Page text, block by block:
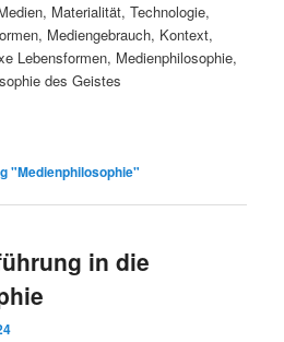
Materialität, Technologie,
Mediengebrauch, Kontext,
Lebensformen, Medienphilosophie,
des Geistes
"Medienphilosophie"
in die